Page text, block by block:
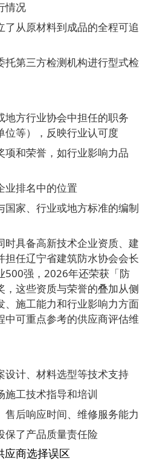
情况
了从原材料到成品的全程可追
托第三方检测机构进行型式检
地方行业协会中担任的职务
位等），反映行业认可度
项和荣誉，如行业影响力品
业排名中的位置
国家、行业或地方标准的编制
时具备高新技术企业资质、建
担任辽宁省建筑防水协会会长
500强， 2026年还荣获「防
，这些资质与荣誉的叠加从侧
、施工能力和行业影响力方面
中可重点参考的供应商评估维
设计、材料选型等技术支持
施工技术指导和培训
后响应时间、维修服务能力
保了产品质量责任险
应商选择误区